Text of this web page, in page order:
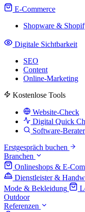
E-Commerce
Shopware &
Digitale Sichtbarkeit
SEO
Content
Online-Marketing
Kostenlose Tools
Website-Check
Digital Quick
Software-Berater
Erstgespräch buchen
Branchen
Onlineshops & E-
Dienstleister &
Mode & Bekleidung
Outdoor
Referenzen